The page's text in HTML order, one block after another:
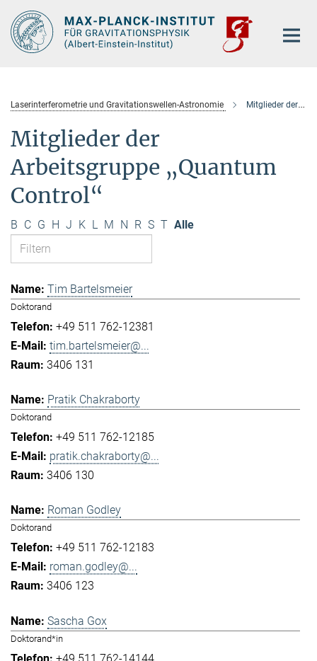
Hauptinhalt
Laserinterferometrie und Gravitationswellen-Astronomie Mitglieder der Arbeitsgruppe „Quantum Control“
Mitglieder der
Arbeitsgruppe „Quantum
Control“
B C G H J K L M N R S T Alle
Tim Bartelsmeier
Doktorand
+49 511 762-12381
tim.bartelsmeier@...
3406 131
Pratik Chakraborty
Doktorand
+49 511 762-12185
pratik.chakraborty@...
3406 130
Roman Godley
Doktorand
+49 511 762-12183
roman.godley@...
3406 123
Sascha Gox
Doktorand*in